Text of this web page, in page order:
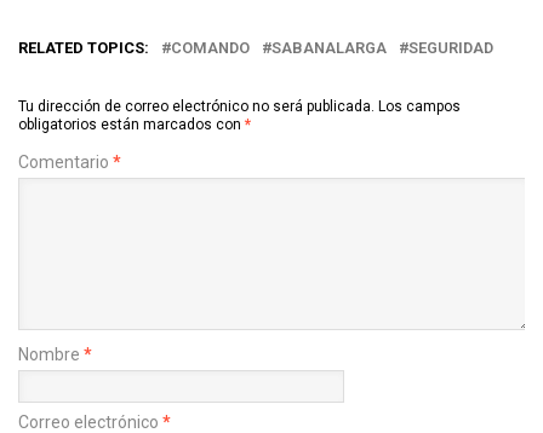
RELATED TOPICS: COMANDO SABANALARGA SEGURIDAD
Tu dirección de correo electrónico no será publicada. Los campos
obligatorios están marcados con *
Comentario *
Nombre *
Correo electrónico *